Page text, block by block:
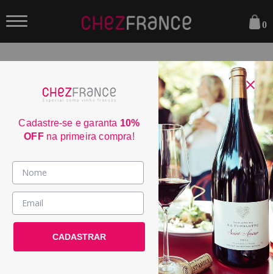
Vinhos >
País / Região >
Le Club >
0
ORDENAR POR:
Cadastre-se e garanta 10%
OFFna primeira compra!
CADASTRAR